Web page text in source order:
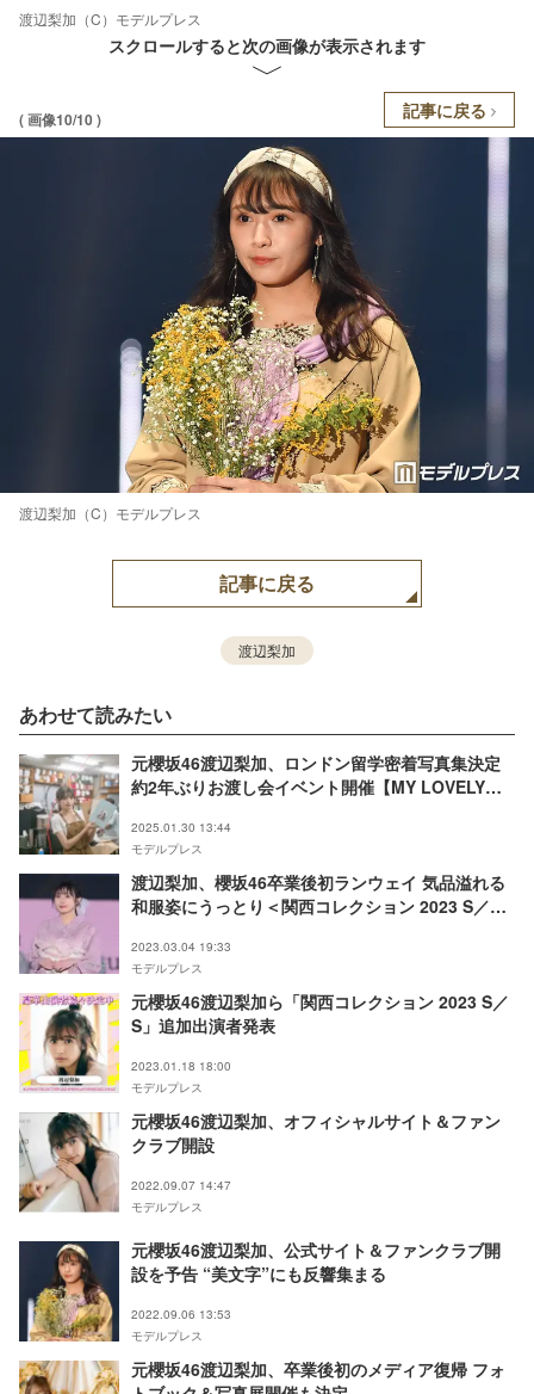
渡辺梨加（C）モデルプレス
スクロールすると次の画像が表示されます
( 画像10/10 ) 記事に戻る
渡辺梨加（C）モデルプレス
記事に戻る
渡辺梨加
あわせて読みたい
元櫻坂46渡辺梨加、ロンドン留学密着写真集決定
約2年ぶりお渡し会イベント開催【MY LOVELY
2025.01.30 13:44
モデルプレス
渡辺梨加、櫻坂46卒業後初ランウェイ 気品溢れる
和服姿にうっとり＜関西コレクション 2023 S／S
2023.03.04 19:33
モデルプレス
元櫻坂46渡辺梨加ら「関西コレクション 2023 S／
S」追加出演者発表
2023.01.18 18:00
モデルプレス
元櫻坂46渡辺梨加、オフィシャルサイト＆ファン
クラブ開設
2022.09.07 14:47
モデルプレス
元櫻坂46渡辺梨加、公式サイト＆ファンクラブ開
設を予告 “美文字”にも反響集まる
2022.09.06 13:53
モデルプレス
元櫻坂46渡辺梨加、卒業後初のメディア復帰 フォ